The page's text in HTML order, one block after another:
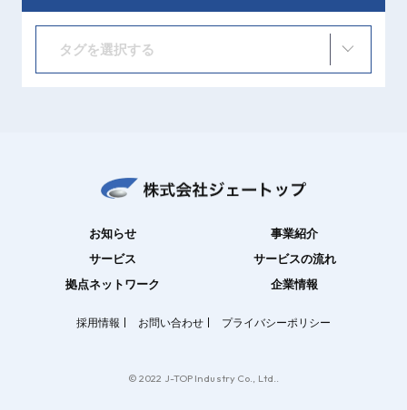
タグを選択する
お知らせ
事業紹介
サービス
サービスの流れ
拠点ネットワーク
企業情報
採用情報 お問い合わせ プライバシーポリシー
© 2022 J-TOP Industry Co., Ltd..